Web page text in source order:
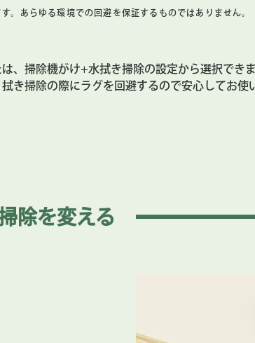
。あらゆる環境での回避を保証するものではありません。
、掃除機がけ+水拭き掃除の設定から選択でき
き掃除の際にラグを回避するので安心してお使
定したり、清掃完了予定時間や、フィルター
流れを制御し、清掃中にモップパッドを均一に
除を変える